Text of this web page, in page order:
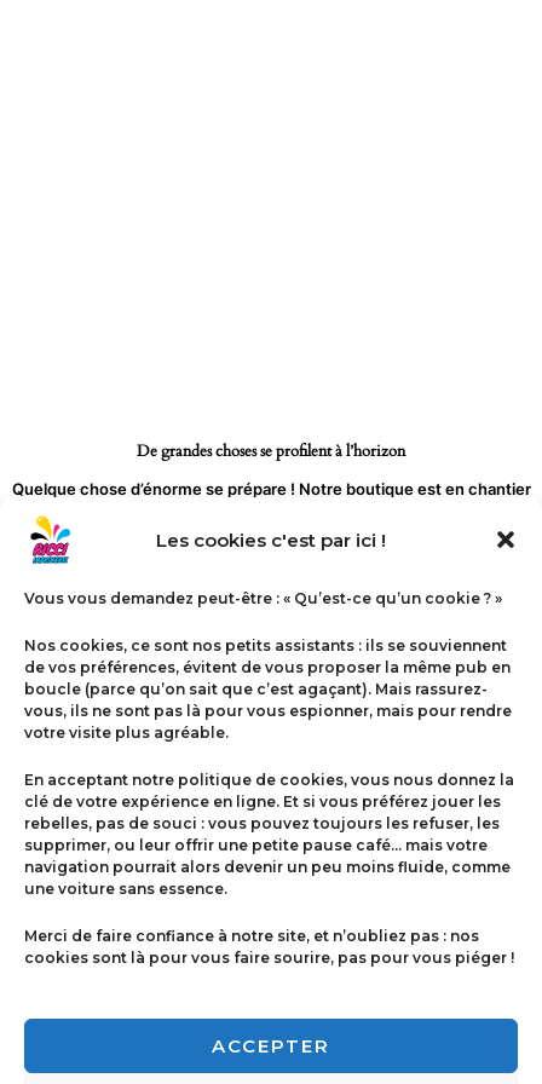
Les cookies c'est par ici !
Vous vous demandez peut-être : « Qu’est-ce qu’un cookie ? »
Nos cookies, ce sont nos petits assistants : ils se souviennent
de vos préférences, évitent de vous proposer la même pub en
boucle (parce qu’on sait que c’est agaçant). Mais rassurez-
vous, ils ne sont pas là pour vous espionner, mais pour rendre
votre visite plus agréable.
En acceptant notre politique de cookies, vous nous donnez la
clé de votre expérience en ligne. Et si vous préférez jouer les
rebelles, pas de souci : vous pouvez toujours les refuser, les
supprimer, ou leur offrir une petite pause café… mais votre
navigation pourrait alors devenir un peu moins fluide, comme
une voiture sans essence.
Merci de faire confiance à notre site, et n’oubliez pas : nos
cookies sont là pour vous faire sourire, pas pour vous piéger !
ACCEPTER
De grandes choses se profilent à l’horizon
Quelque chose d’énorme se prépare ! Notre boutique est en chantier
Contact
Politique de cookies